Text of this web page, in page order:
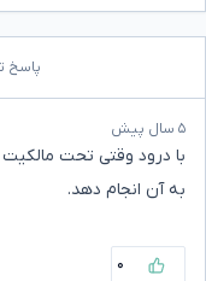
پاسخ
۵ سال پیش
با درود وقتی تحت
به آن انجام دهد.
۰